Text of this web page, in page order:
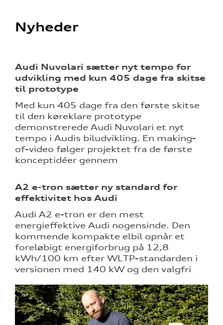
Nyheder
Audi Nuvolari sætter nyt tempo for
udvikling med kun 405 dage fra skitse
til prototype
Med kun 405 dage fra den første skitse
til den køreklare prototype
demonstrerede Audi Nuvolari et nyt
tempo i Audis biludvikling. En making-
of-video følger projektet fra de første
konceptidéer gennem
A2 e-tron sætter ny standard for
effektivitet hos Audi
Audi A2 e-tron er den mest
energieffektive Audi nogensinde. Den
kommende kompakte elbil opnår et
foreløbigt energiforbrug på 12,8
kWh/100 km efter WLTP-standarden i
versionen med 140 kW og den valgfri